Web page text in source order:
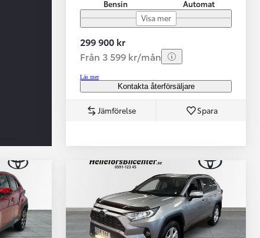
Toyota
När varje jobb
Bensin
Automat
Visa mer
299 900 kr
Från 3 599 kr/mån
Läs mer
Kontakta återförsäljare
Jämförelse Spara